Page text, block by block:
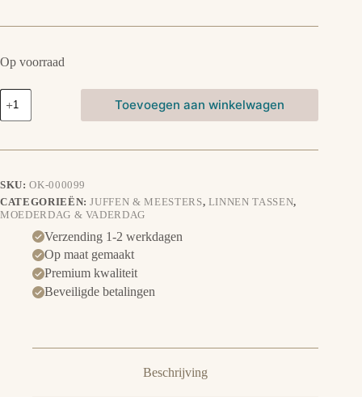
Op voorraad
Linnentas:
Tassie
vol
aantal
Toevoegen aan winkelwagen
SKU:OK-000099
CATEGORIEËN:JUFFEN & MEESTERS, LINNEN TASSEN,
MOEDERDAG & VADERDAG
Verzending 1-2 werkdagen
Op maat gemaakt
Premium kwaliteit
Beveiligde betalingen
Beschrijving